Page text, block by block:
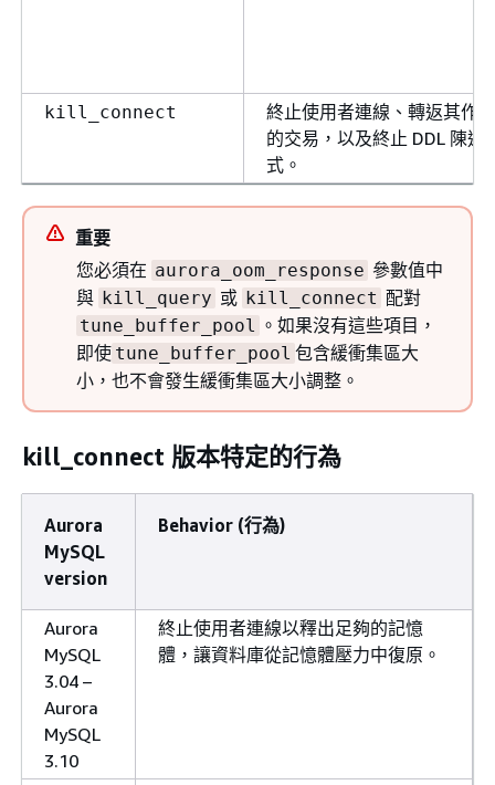
kill_connect
終止使用者連線、轉返其作
的交易，以及終止 DDL 陳述
式。
重要
您必須在 aurora_oom_response 參數值中
與 kill_query 或 kill_connect 配對
tune_buffer_pool
。如果沒有這些項目，
即使 tune_buffer_pool 包含緩衝集區大
小，也不會發生緩衝集區大小調整。
kill_connect 版本特定的行為
Aurora
MySQL
version
Behavior (行為)
Aurora
MySQL
3.04 –
Aurora
MySQL
3.10
終止使用者連線以釋出足夠的記憶
體，讓資料庫從記憶體壓力中復原。